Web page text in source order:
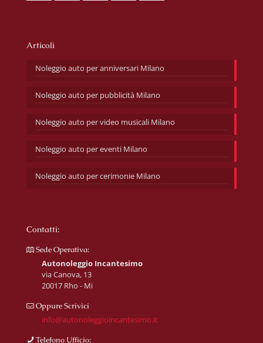
Articoli
Noleggio auto per anniversari Milano
Noleggio auto per pubblicità Milano
Noleggio auto per video musicali Milano
Noleggio auto per eventi Milano
Noleggio auto per cerimonie Milano
Contatti:
Sede Operativa:
Autonoleggio Incantesimo
via Canova, 13
20017 Rho - Mi
Oppure Scrivici
info@autonoleggioincantesimo.it
Telefono Ufficio: